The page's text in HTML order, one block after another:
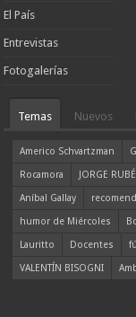
El País
Entrevistas
Fotogalerías
Temas Nuevos
Americo Schvartzman
Rocamora
JORGE
Aníbal Gallay
humor de Miércoles
Lauritto
Docentes
VALENTÍN BISOGNI